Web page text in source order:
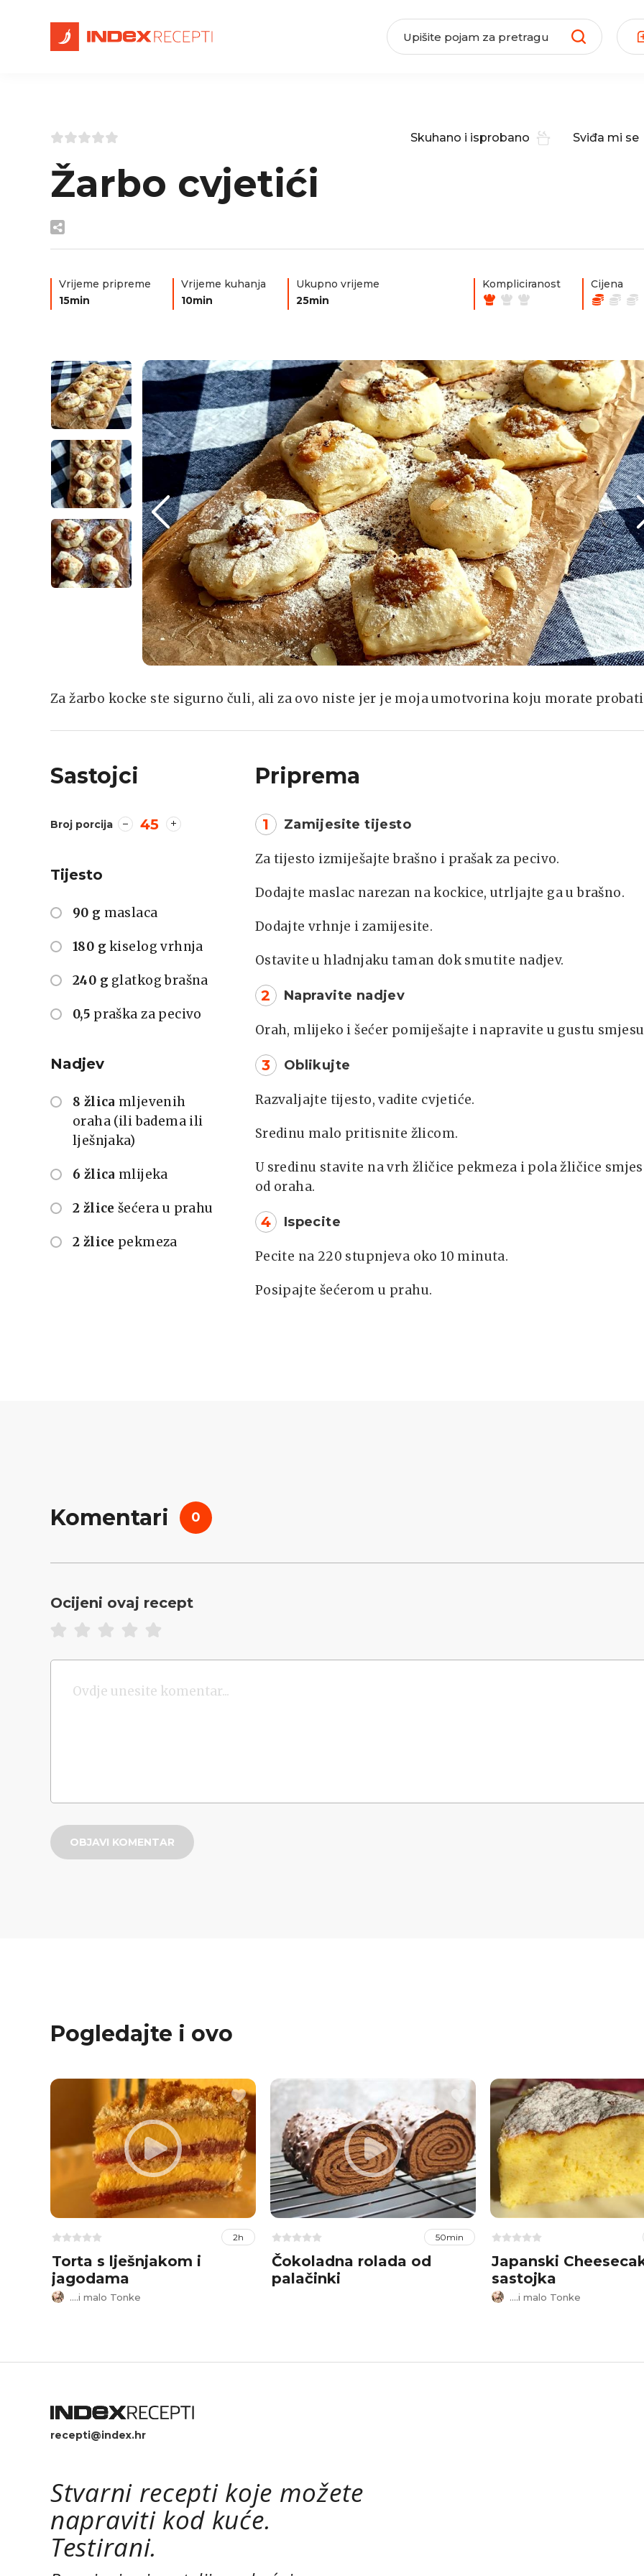
Skuhano i isprobano Sviđa mi se
Žarbo cvjetići
Vrijeme pripreme
15min
Vrijeme kuhanja
10min
Ukupno vrijeme
25min
Kompliciranost Cijena
Za žarbo kocke ste sigurno čuli, ali za ovo niste jer je moja umotvorina koju morate
Sastojci
Broj porcija 45
Tijesto
90 g maslaca
180 g kiselog vrhnja
240 g glatkog brašna
0,5 praška za pecivo
Nadjev
8 žlica mljevenih
oraha (ili badema ili
lješnjaka)
6 žlica mlijeka
2 žlice šećera u prahu
2 žlice pekmeza
Priprema
1 Zamijesite tijesto
Za tijesto izmiješajte brašno i prašak za pecivo.
Dodajte maslac narezan na kockice, utrljajte ga u brašno.
Dodajte vrhnje i zamijesite.
Ostavite u hladnjaku taman dok smutite nadjev.
2 Napravite nadjev
Orah, mlijeko i šećer pomiješajte i napravite u gustu
3 Oblikujte
Razvaljajte tijesto, vadite cvjetiće.
Sredinu malo pritisnite žlicom.
U sredinu stavite na vrh žličice pekmeza i pola žličice
od oraha.
4 Ispecite
Pecite na 220 stupnjeva oko 10 minuta.
Posipajte šećerom u prahu.
Komentari 0
Ocijeni ovaj recept
OBJAVI KOMENTAR
Pogledajte i ovo
2h
Torta s lješnjakom i
jagodama
....i malo Tonke
50min
Čokoladna rolada od
palačinki
Japanski
sastojka
....i malo Tonke
recepti@index.hr
Stvarni recepti koje možete
napraviti kod kuće.
Testirani.